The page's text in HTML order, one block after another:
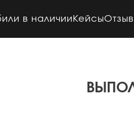
в наличии Кейсы